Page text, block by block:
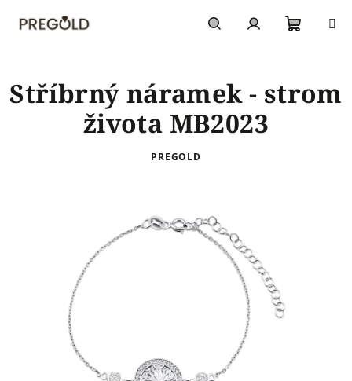
košík
Stříbrný náramek - strom
života MB2023
PREGOLD